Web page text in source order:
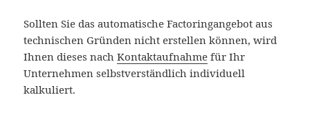
Sollten Sie das automatische Factoringangebot aus
technischen Gründen nicht erstellen können, wird
Ihnen dieses nachKontaktaufnahme für Ihr
Unternehmen selbstverständlich individuell
kalkuliert.